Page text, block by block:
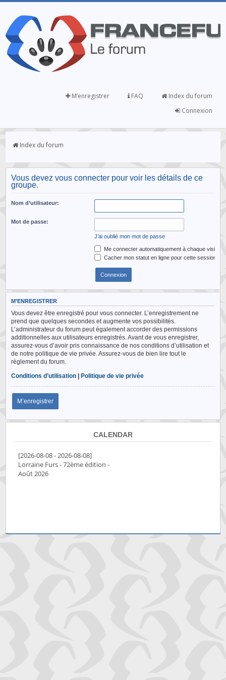
Index du forum
FAQ
M’enregistrer
Connexion
Index du forum
Vous devez vous connecter pour voir les détails de ce
groupe.
Nom d’utilisateur:
Mot de passe:
J’ai oublié mon mot de passe
Me connecter automatiquement à chaque visite
Cacher mon statut en ligne pour cette session
M’ENREGISTRER
Vous devez être enregistré pour vous connecter. L’enregistrement ne
prend que quelques secondes et augmente vos possibilités.
L’administrateur du forum peut également accorder des permissions
additionnelles aux utilisateurs enregistrés. Avant de vous enregistrer,
assurez-vous d’avoir pris connaissance de nos conditions d’utilisation et
de notre politique de vie privée. Assurez-vous de bien lire tout le
règlement du forum.
Conditions d’utilisation |Politique de vie privée
M’enregistrer
CALENDAR